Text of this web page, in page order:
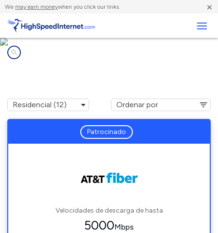
We may earn moneywhen you click our links. ×
Patrocinado
Velocidades de descarga de hasta
5000Mbps